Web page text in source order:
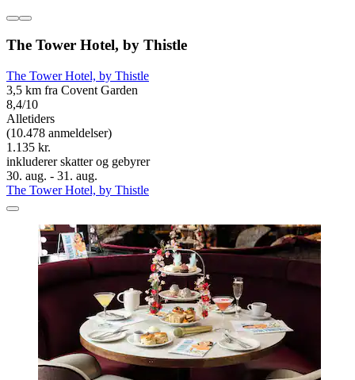
The Tower Hotel, by Thistle
The Tower Hotel, by Thistle
3,5 km fra Covent Garden
8,4/10
Alletiders
(10.478 anmeldelser)
1.135 kr.
inkluderer skatter og gebyrer
30. aug. - 31. aug.
The Tower Hotel, by Thistle